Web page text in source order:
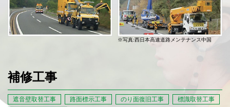
※写真:西日本高速道路メンテナンス中国
補修工事
遮音壁取替工事 路面標示工事 のり面復旧工事
標識取替工事